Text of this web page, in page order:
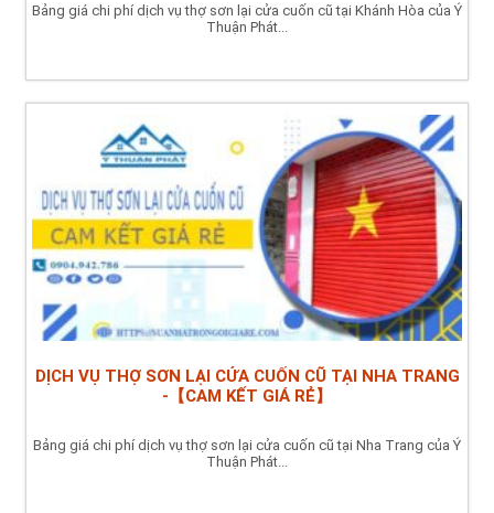
Bảng giá chi phí dịch vụ thợ sơn lại cửa cuốn cũ tại Khánh Hòa của Ý
Thuận Phát...
DỊCH VỤ THỢ SƠN LẠI CỬA CUỐN CŨ TẠI NHA TRANG
-【CAM KẾT GIÁ RẺ】
Bảng giá chi phí dịch vụ thợ sơn lại cửa cuốn cũ tại Nha Trang của Ý
Thuận Phát...